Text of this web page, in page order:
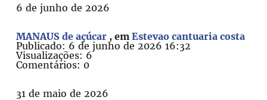
6 de junho de 2026
MANAUS de açúcar , emEstevao cantuaria costa
Publicado: 6 de junho de 2026 16:32
Visualizações: 6
Comentários: 0
31 de maio de 2026